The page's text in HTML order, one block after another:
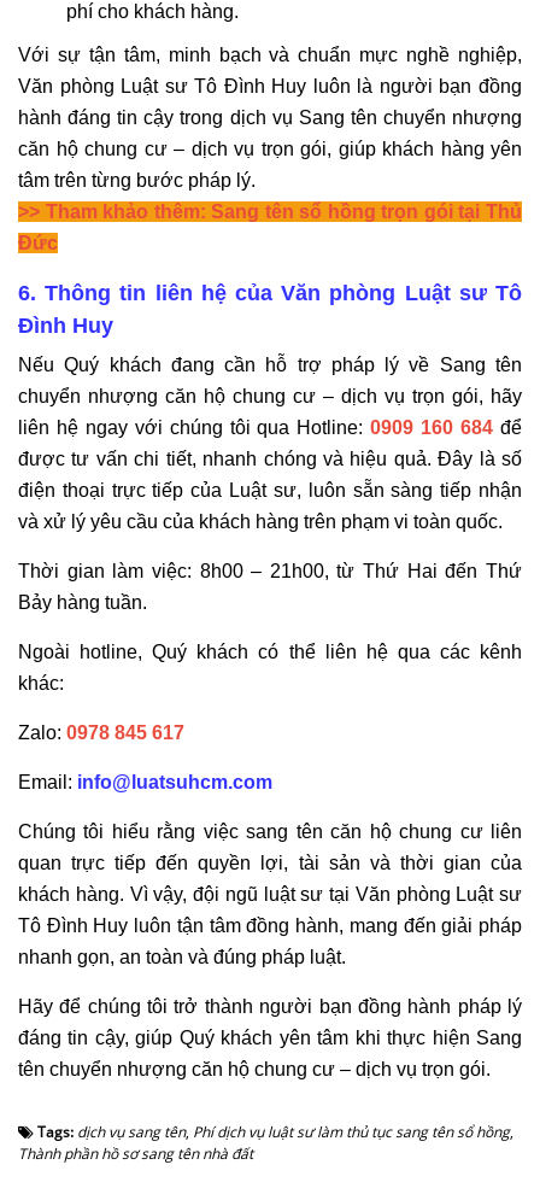
phí cho khách hàng.
Với sự tận tâm, minh bạch và chuẩn mực nghề nghiệp,
Văn phòng Luật sư Tô Đình Huy luôn là người bạn đồng
hành đáng tin cậy trong dịch vụ Sang tên chuyển nhượng
căn hộ chung cư – dịch vụ trọn gói, giúp khách hàng yên
tâm trên từng bước pháp lý.
>> Tham khảo thêm: Sang tên sổ hồng trọn gói tại Thủ
Đức
6. Thông tin liên hệ của Văn phòng Luật sư Tô
Đình Huy
Nếu Quý khách đang cần hỗ trợ pháp lý về Sang tên
chuyển nhượng căn hộ chung cư – dịch vụ trọn gói, hãy
liên hệ ngay với chúng tôi qua Hotline:0909 160 684 để
được tư vấn chi tiết, nhanh chóng và hiệu quả. Đây là số
điện thoại trực tiếp của Luật sư, luôn sẵn sàng tiếp nhận
và xử lý yêu cầu của khách hàng trên phạm vi toàn quốc.
Thời gian làm việc: 8h00 – 21h00, từ Thứ Hai đến Thứ
Bảy hàng tuần.
Ngoài hotline, Quý khách có thể liên hệ qua các kênh
khác:
Zalo: 0978 845 617
Email: info@luatsuhcm.com
Chúng tôi hiểu rằng việc sang tên căn hộ chung cư liên
quan trực tiếp đến quyền lợi, tài sản và thời gian của
khách hàng. Vì vậy, đội ngũ luật sư tại Văn phòng Luật sư
Tô Đình Huy luôn tận tâm đồng hành, mang đến giải pháp
nhanh gọn, an toàn và đúng pháp luật.
Hãy để chúng tôi trở thành người bạn đồng hành pháp lý
đáng tin cậy, giúp Quý khách yên tâm khi thực hiện Sang
tên chuyển nhượng căn hộ chung cư – dịch vụ trọn gói.
Tags: dịch vụ sang tên, Phí dịch vụ luật sư làm thủ tục sang tên sổ hồng,
Thành phần hồ sơ sang tên nhà đất